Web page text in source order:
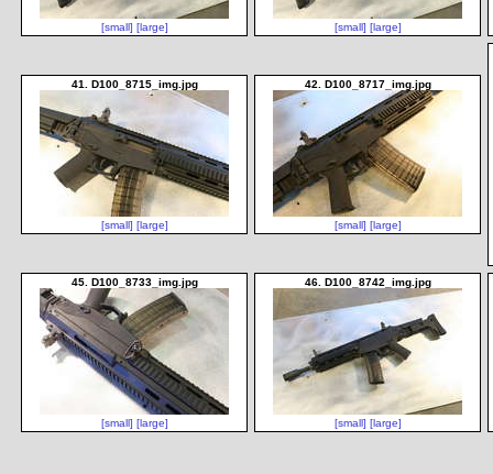
[small] [large] [small] [large]
41. D100_8715_img.jpg
[small] [large]
42. D100_8717_img.jpg
[small] [large]
45. D100_8733_img.jpg
[small] [large]
46. D100_8742_img.jpg
[small] [large]